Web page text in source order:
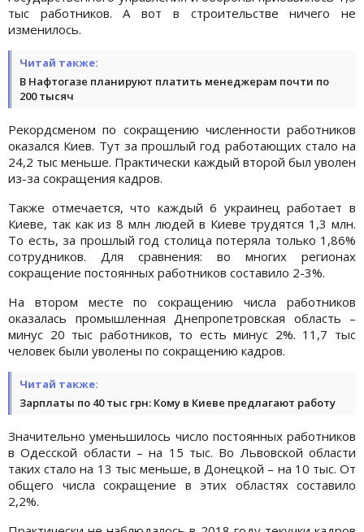
тыс работников. А вот в строительстве ничего не
изменилось.
Читай также:
В Нафтогазе планируют платить менеджерам почти по
200 тысяч
Рекордсменом по сокращению численности работников
оказался Киев. Тут за прошлый год работающих стало на
24,2 тыс меньше. Практически каждый второй был уволен
из-за сокращения кадров.
Также отмечается, что каждый 6 украинец работает в
Киеве, так как из 8 млн людей в Киеве трудятся 1,3 млн.
То есть, за прошлый год столица потеряла только 1,86%
сотрудников. Для сравнения: во многих регионах
сокращение постоянных работников составило 2-3%.
На втором месте по сокращению числа работников
оказалась промышленная Днепропетровская область –
минус 20 тыс работников, то есть минус 2%. 11,7 тыс
человек были уволены по сокращению кадров.
Читай также:
Зарплаты по 40 тыс грн: Кому в Киеве предлагают работу
Значительно уменьшилось число постоянных работников
в Одесской области – на 15 тыс. Во Львовской области
таких стало на 13 тыс меньше, в Донецкой – на 10 тыс. От
общего числа сокращение в этих областях составило
2,2%.